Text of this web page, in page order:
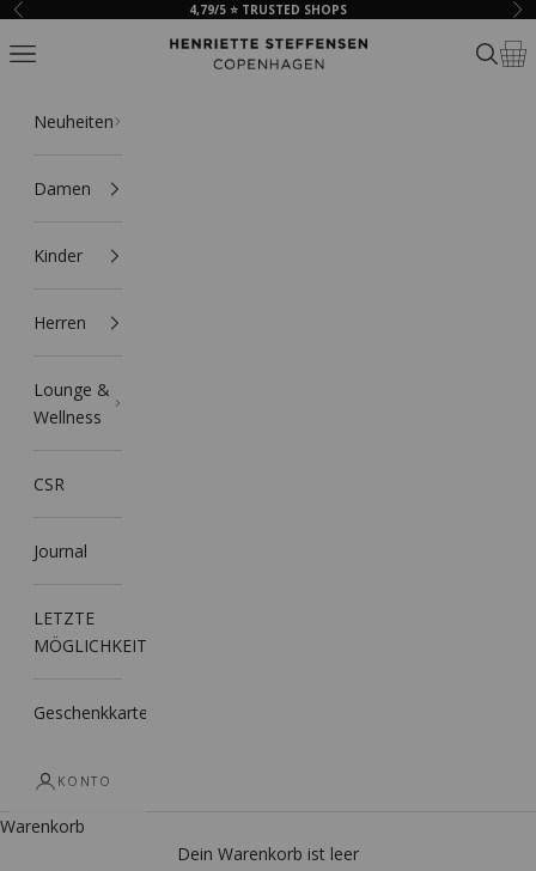
Zum Inhalt springen
Zurück 4,79/5 ⭐ TRUSTED SHOPS Vor
HSCPH
Navigationsmenü öffnen Suche
Neuheiten
Damen
Kinder
Herren
Lounge &
Wellness
CSR
Journal
LETZTE
MÖGLICHKEIT
Geschenkkarte
KONTO
Warenkorb
Dein Warenkorb ist leer